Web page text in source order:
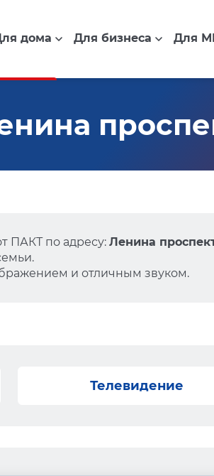
дома Для бизнеса Для
ПАКТ по адресу: Ленина
и отличным звуком.
Телевидение